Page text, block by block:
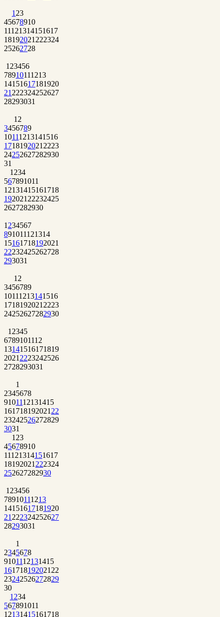
1 23
45678910
11121314151617
18192021 222324
25262728
1 23456
78910111213
14151617181920
21 222324252627
28293031
1 2
3456789
10111213141516
1718192021 2223
24252627282930
31
1 234
567891011
12131415161718
192021 22232425
2627282930
1 234567
891011121314
15161718192021
22232425262728
293031
1 2
3456789
10111213141516
1718192021 2223
24252627282930
1 2345
6789101112
13141516171819
2021 2223242526
2728293031
1
2345678
9101112131415
161718192021 22
23242526272829
3031
1 23
45678910
11121314151617
18192021 222324
252627282930
1 23456
78910111213
14151617181920
21 222324252627
28293031
1
2345678
9101112131415
161718192021 22
23242526272829
30
1 234
567891011
12131415161718